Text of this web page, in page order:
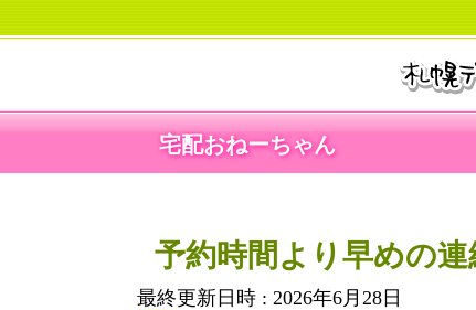
宅配おねーちゃん
予約時間より早めの
最終更新日時 : 2026年6月28日